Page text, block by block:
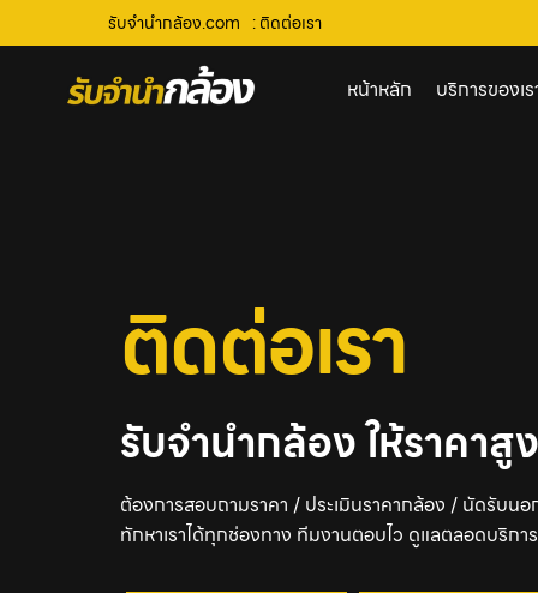
รับจํานํากล้อง.com : ติดต่อเรา
หน้าหลัก บริการของเ
ติดต่อเรา
รับจำนำกล้อง ให้ราคาสู
ต้องการสอบถามราคา / ประเมินราคากล้อง / นัดรับน
ทักหาเราได้ทุกช่องทาง ทีมงานตอบไว ดูแลตลอดบริการ